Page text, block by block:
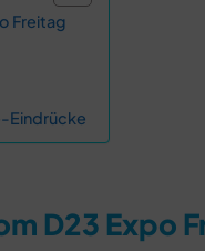
Freitag
Eindrücke
D23 Expo